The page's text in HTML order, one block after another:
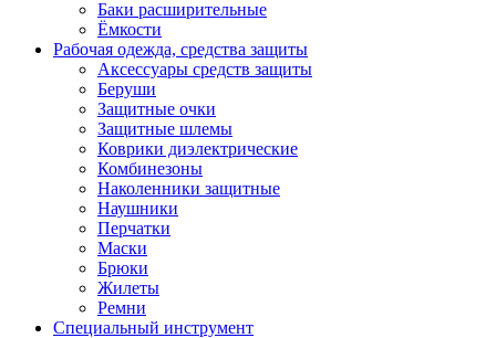
Баки расширительные
Ёмкости
Рабочая одежда, средства защиты
Аксессуары средств защиты
Беруши
Защитные очки
Защитные шлемы
Коврики диэлектрические
Комбинезоны
Наколенники защитные
Наушники
Перчатки
Маски
Брюки
Жилеты
Ремни
Специальный инструмент